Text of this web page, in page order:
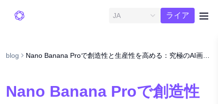
JA
ライア
blog
Nano Banana Proで創造性